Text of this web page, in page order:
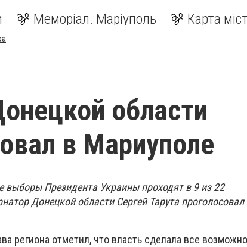
Меморіал. Маріуполь Карта
области
в Мариуполе
Президента Украины проходят в 9 из 22
Донецкой области Сергей Тарута проголосовал
региона отметил, что власть сделала все